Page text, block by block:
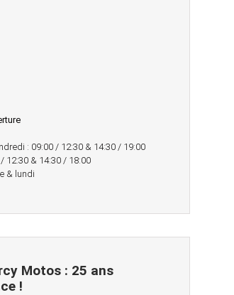
: 09:00 / 12:30 & 14:30 / 19:00
12:30 & 14:30 / 18:00
& lundi
Motos : 25 ans
!